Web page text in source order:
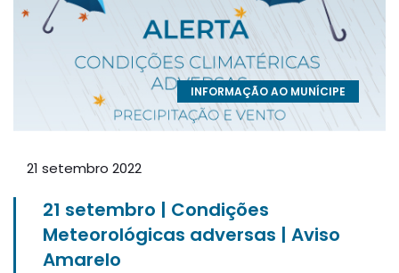
INFORMAÇÃO AO MUNÍCIPE
21 setembro 2022
21 setembro | Condições
Meteorológicas adversas | Aviso
Amarelo